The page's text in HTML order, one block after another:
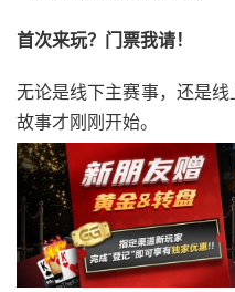
首次来玩？门票我请！
无论是线下主赛事，还是
故事才刚刚开始。